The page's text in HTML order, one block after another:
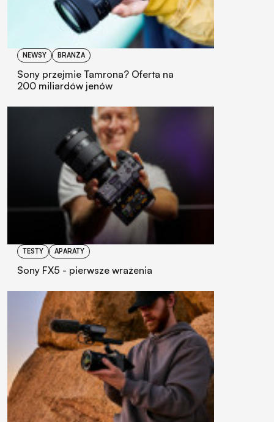
NEWSY BRANŻA
Sony przejmie Tamrona? Oferta na
200 miliardów jenów
TESTY APARATY
Sony FX5 - pierwsze wrażenia